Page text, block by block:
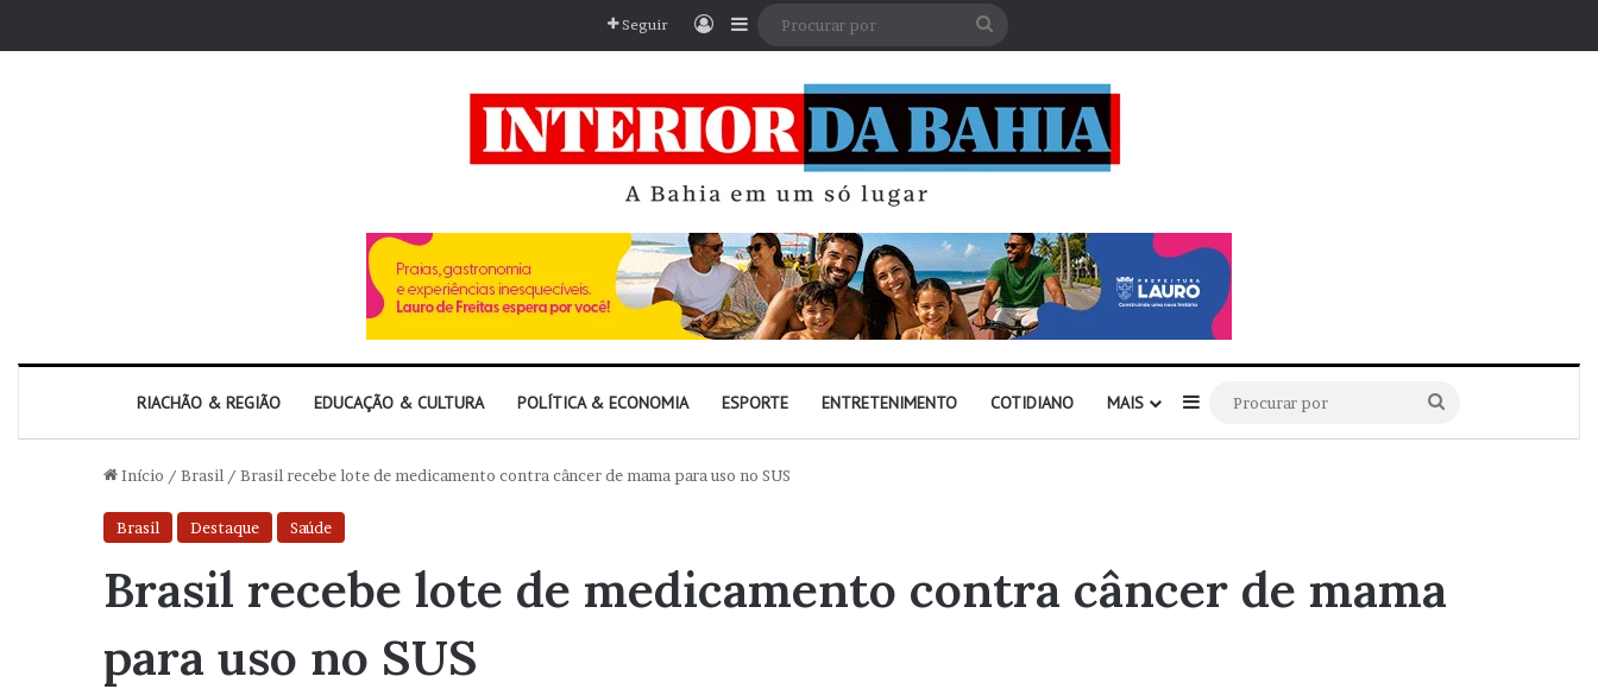
Seguir EntrarBarra Lateral
RIACHÃO & REGIÃO EDUCAÇÃO & CULTURA POLÍTICA & ECONOMIA ESPORTE ENTRETENIMENTO COTIDIANO MAIS Barra Lateral
por
Início / Brasil / Brasil recebe lote de medicamento contra câncer de mama para uso no SUS
Brasil Destaque Saúde
Brasil recebe lote de medicamento contra câncer de mama
para uso no SUS